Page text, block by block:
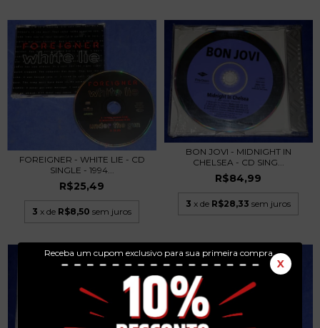
Receba um cupom exclusivo para sua primeira compra.
X
FOREIGNER - WHITE LIE - CD
SINGLE - 1994...
R$25,49
3 x de R$8,50 sem juros
BON JOVI - MIDNIGHT IN
CHELSEA - CD SING...
R$84,99
3 x de R$28,33 sem juros